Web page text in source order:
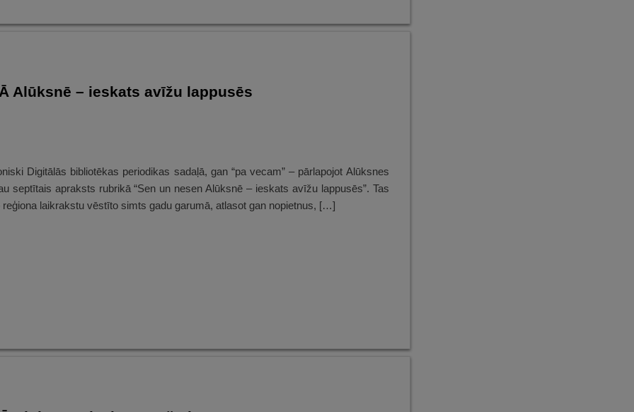
Alūksnē – ieskats avīžu lappusēs
Digitālās bibliotēkas periodikas sadaļā, gan “pa vecam” – pārlapojot Alūksnes
septītais apraksts rubrikā “Sen un nesen Alūksnē – ieskats avīžu lappusēs”. Tas
laikrakstu vēstīto simts gadu garumā, atlasot gan nopietnus, […]